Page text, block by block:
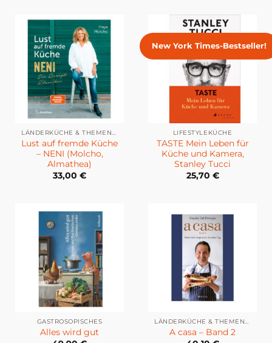
LÄNDERKÜCHE & THEMENKÜCHE
Lust auf fremde Küche
– NENI (Molcho,
Almathea)
33,00 €
New York Times-Bestseller!
LIFESTYLEKÜCHE
TASTE Mein Leben für
Küche und Kamera,
Stanley Tucci
25,70 €
GASTROSOPISCHES
Alles wird gut
LÄNDERKÜCHE & THEMENKÜCHE
A casa – Band 2